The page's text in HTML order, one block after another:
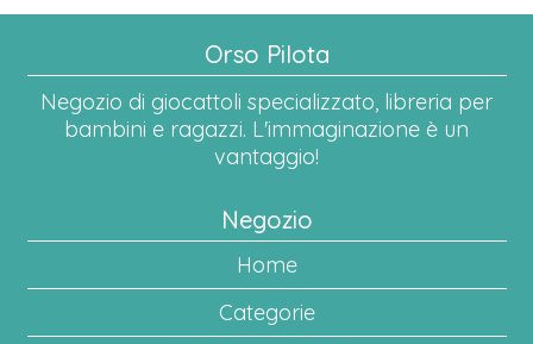
Orso Pilota
Negozio di giocattoli specializzato, libreria per
bambini e ragazzi. L'immaginazione è un
vantaggio!
Negozio
Home
Categorie